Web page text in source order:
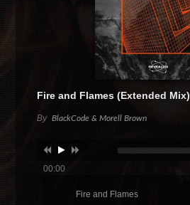
Fire and Flames (Extended Mix)
By BlackCode & Morell Brown
00:00
Fire and Flames